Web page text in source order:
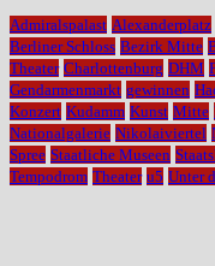
Admiralspalast Alexanderplatz
Berliner Schloss Bezirk Mitte
Theater Charlottenburg DHM
Gendarmenmarkt gewinnen
Konzert Kudamm Kunst Mitte
Nationalgalerie Nikolaiviertel
Spree Staatliche Museen
Tempodrom Theater u5 Unter